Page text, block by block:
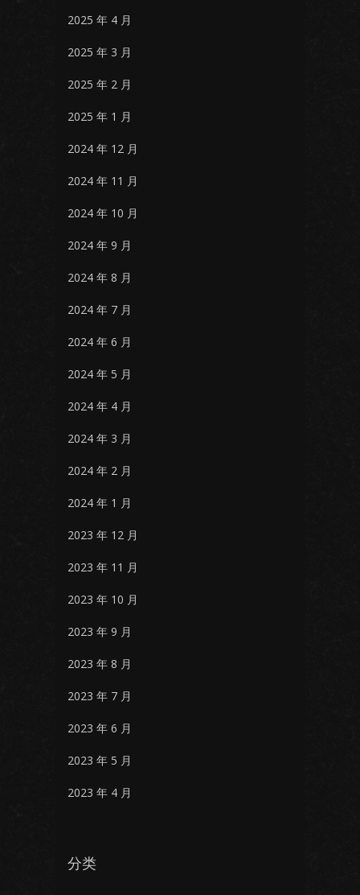
2025 年 4 月
2025 年 3 月
2025 年 2 月
2025 年 1 月
2024 年 12 月
2024 年 11 月
2024 年 10 月
2024 年 9 月
2024 年 8 月
2024 年 7 月
2024 年 6 月
2024 年 5 月
2024 年 4 月
2024 年 3 月
2024 年 2 月
2024 年 1 月
2023 年 12 月
2023 年 11 月
2023 年 10 月
2023 年 9 月
2023 年 8 月
2023 年 7 月
2023 年 6 月
2023 年 5 月
2023 年 4 月
分类